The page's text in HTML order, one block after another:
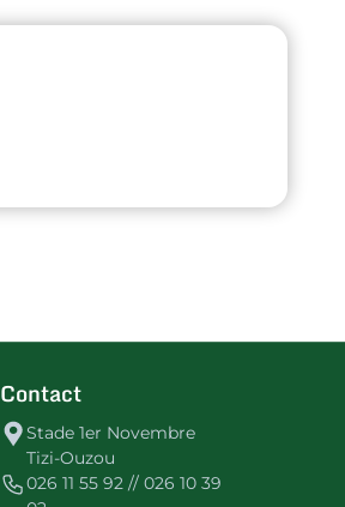
Contact
Stade 1er Novembre
Tizi-Ouzou
026 11 55 92 // 026 10 39